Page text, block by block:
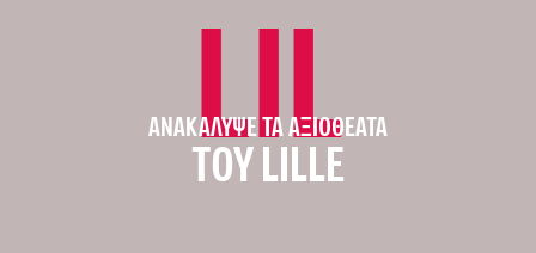
LIL
ΑΝΑΚΆΛΥΨΕ ΤΑ ΑΞΙΟΘΈΑΤΑ
ΤΟΥ LILLE